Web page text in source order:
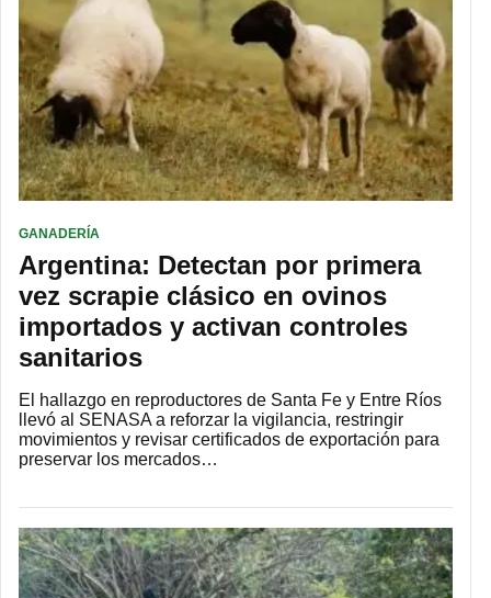
GANADERÍA
Argentina: Detectan por primera
vez scrapie clásico en ovinos
importados y activan controles
sanitarios
El hallazgo en reproductores de Santa Fe y Entre Ríos
llevó al SENASA a reforzar la vigilancia, restringir
movimientos y revisar certificados de exportación para
preservar los mercados…